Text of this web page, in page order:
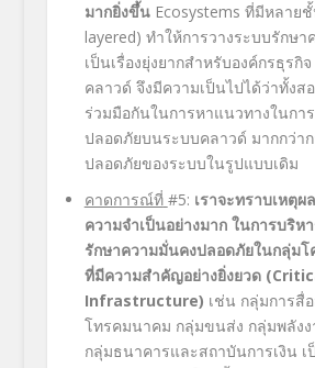
มากยิ่งขึ้นEcosystems ที่มีหลาย
layered) ทำให้การวางระบบรักษ
เป็นเรื่องยุ่งยากสำหรับองค์กรธุรกิ
คลาวด์ จึงมีความเป็นไปได้ว่าทั้งส
ร่วมมือกันในการหาแนวทางในกา
ปลอดภัยบนระบบคลาวด์ มากกว่า
ปลอดภัยของระบบในรูปแบบเดิม
คาดการณ์ที่ #5: เราจะทราบเหตุผ
ความจำเป็นอย่างมาก ในการบริห
รักษาความมั่นคงปลอดภัยในกลุ่มโ
ที่มีความสำคัญอย่างยิ่งยวด (
Infrastructure) เช่น กลุ่มการสื่
โทรคมนาคม กลุ่มขนส่ง กลุ่มพลัง
กลุ่มธนาคารและสถาบันการเงิน